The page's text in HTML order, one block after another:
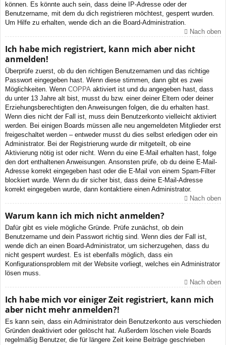
können. Es könnte auch sein, dass deine IP-Adresse oder der
Benutzername, mit dem du dich registrieren möchtest, gesperrt wurden.
Um Hilfe zu erhalten, wende dich an die Board-Administration.
Nach oben
Ich habe mich registriert, kann mich aber nicht
anmelden!
Überprüfe zuerst, ob du den richtigen Benutzernamen und das richtige
Passwort eingegeben hast. Wenn diese stimmen, dann gibt es zwei
Möglichkeiten. Wenn COPPA aktiviert ist und du angegeben hast, dass
du unter 13 Jahre alt bist, musst du bzw. einer deiner Eltern oder deiner
Erziehungsberechtigten den Anweisungen folgen, die du erhalten hast.
Wenn dies nicht der Fall ist, muss dein Benutzerkonto vielleicht aktiviert
werden. Bei einigen Boards müssen alle neu angemeldeten Mitglieder erst
freigeschaltet werden – entweder musst du dies selbst erledigen oder ein
Administrator. Bei der Registrierung wurde dir mitgeteilt, ob eine
Aktivierung nötig ist oder nicht. Wenn du eine E-Mail erhalten hast, folge
den dort enthaltenen Anweisungen. Ansonsten prüfe, ob du deine E-Mail-
Adresse korrekt eingegeben hast oder die E-Mail von einem Spam-Filter
blockiert wurde. Wenn du dir sicher bist, dass deine E-Mail-Adresse
korrekt eingegeben wurde, dann kontaktiere einen Administrator.
Nach oben
Warum kann ich mich nicht anmelden?
Dafür gibt es viele mögliche Gründe. Prüfe zunächst, ob dein
Benutzername und dein Passwort richtig sind. Wenn dies der Fall ist,
wende dich an einen Board-Administrator, um sicherzugehen, dass du
nicht gesperrt wurdest. Es ist ebenfalls möglich, dass ein
Konfigurationsproblem mit der Website vorliegt, welches ein Administrator
lösen muss.
Nach oben
Ich habe mich vor einiger Zeit registriert, kann mich
aber nicht mehr anmelden?!
Es kann sein, dass ein Administrator dein Benutzerkonto aus verschieden
Gründen deaktiviert oder gelöscht hat. Außerdem löschen viele Boards
regelmäßig Benutzer, die für längere Zeit keine Beiträge geschrieben